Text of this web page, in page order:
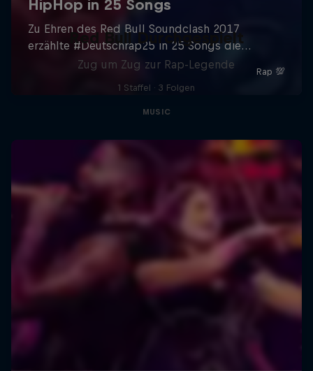
Red Bull Durchgespielt
Zug um Zug zur Rap-Legende
1 Staffel · 3 Folgen
MUSIC